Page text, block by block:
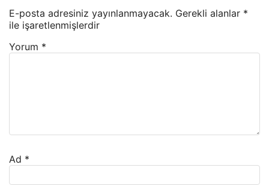
E-posta adresiniz yayınlanmayacak. Gerekli alanlar *
ile işaretlenmişlerdir
Yorum *
Ad *